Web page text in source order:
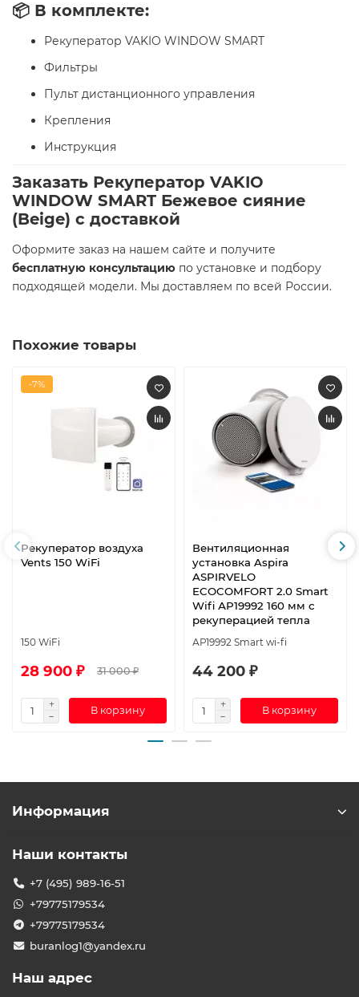
📦 В комплекте:
Рекуператор VAKIO WINDOW SMART
Фильтры
Пульт дистанционного управления
Крепления
Инструкция
Заказать Рекуператор VAKIO
WINDOW SMART Бежевое сияние
(Beige) с доставкой
Оформите заказ на нашем сайте и получите
бесплатную консультацию по установке и подбору
подходящей модели. Мы доставляем по всей России.
Похожие товары
-7%
Рекуператор воздуха
Vents 150 WiFi
150 WiFi
28 900 ₽ 31 000 ₽
В корзину
Вентиляционная
установка Aspira
ASPIRVELO
ECOCOMFORT 2.0 Smart
Wifi АР19992 160 мм с
рекуперацией тепла
АР19992 Smart wi-fi
44 200 ₽
В корзину
Информация
Наши контакты
+7 (495) 989-16-51
+79775179534
+79775179534
buranlog1@yandex.ru
Наш адрес